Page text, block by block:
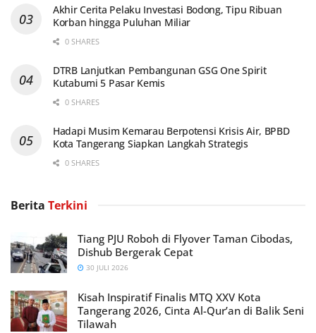
Akhir Cerita Pelaku Investasi Bodong, Tipu Ribuan
Korban hingga Puluhan Miliar
0 SHARES
DTRB Lanjutkan Pembangunan GSG One Spirit
Kutabumi 5 Pasar Kemis
0 SHARES
Hadapi Musim Kemarau Berpotensi Krisis Air, BPBD
Kota Tangerang Siapkan Langkah Strategis
0 SHARES
Berita Terkini
Tiang PJU Roboh di Flyover Taman Cibodas,
Dishub Bergerak Cepat
30 JULI 2026
Kisah Inspiratif Finalis MTQ XXV Kota
Tangerang 2026, Cinta Al-Qur’an di Balik Seni
Tilawah